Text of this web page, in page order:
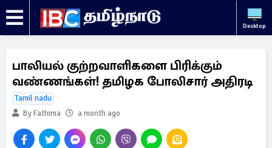
Desktop
பாலியல் குற்றவாளிகளை பிரிக்கும்
வண்ணங்கள்! தமிழக போலிசார் அதிரடி
Tamil nadu
By Fathima
a month ago